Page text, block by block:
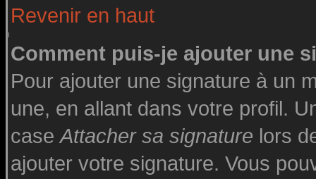
Revenir en haut
Comment puis-je ajouter une
Pour ajouter une signature à un
une, en allant dans votre profil.
caseAttacher sa signature lors
ajouter votre signature. Vous